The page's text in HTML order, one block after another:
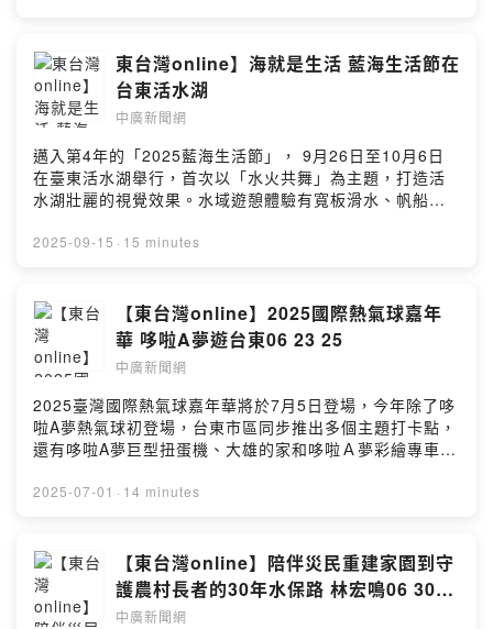
感豐富，連 IVE 張員瑛、潤娥等韓星都紛紛認證。不過營
養師提醒，單顆熱量高達 400-600 大卡，想跟風品嚐要適
量。--Hosting provided by SoundOn
僅5個月，即將以特別弦樂手身分登上首爾音樂會。 --
Hosting provided by SoundOn
東台灣online】海就是生活 藍海生活節在
台東活水湖
中廣新聞網
邁入第4年的「2025藍海生活節」， 9月26日至10月6日
在臺東活水湖舉行，首次以「水火共舞」為主題，打造活
水湖壯麗的視覺效果。水域遊憩體驗有寬板滑水、帆船體
礙者、銀髮族有專業教練陪同體驗。 受訪者：卜敏正（台
2025-09-15 · 15 minutes
【東台灣online】2025國際熱氣球嘉年
華 哆啦A夢遊台東06 23 25
中廣新聞網
2025臺灣國際熱氣球嘉年華將於7月5日登場，今年除了哆
啦A夢熱氣球初登場，台東市區同步推出多個主題打卡點，
還有哆啦A夢巨型扭蛋機、大雄的家和哆啦Ａ夢彩繪專車，
東，哆啦A夢陪你一起看台東藍天。 受訪者：卜敏正（臺
2025-07-01 · 14 minutes
【東台灣online】陪伴災民重建家園到守
護農村長者的30年水保路 林宏鳴06 30
25
中廣新聞網